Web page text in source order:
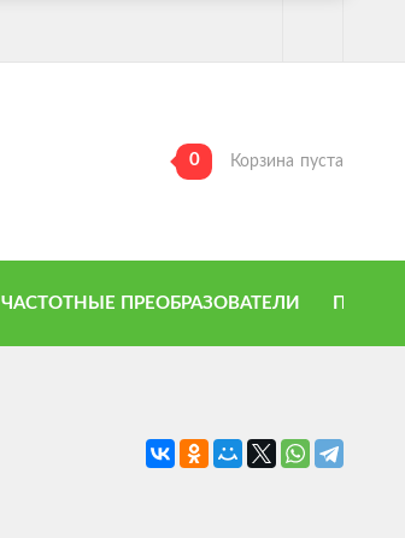
0 Корзина пуста
ЧАСТОТНЫЕ ПРЕОБРАЗОВАТЕЛИ